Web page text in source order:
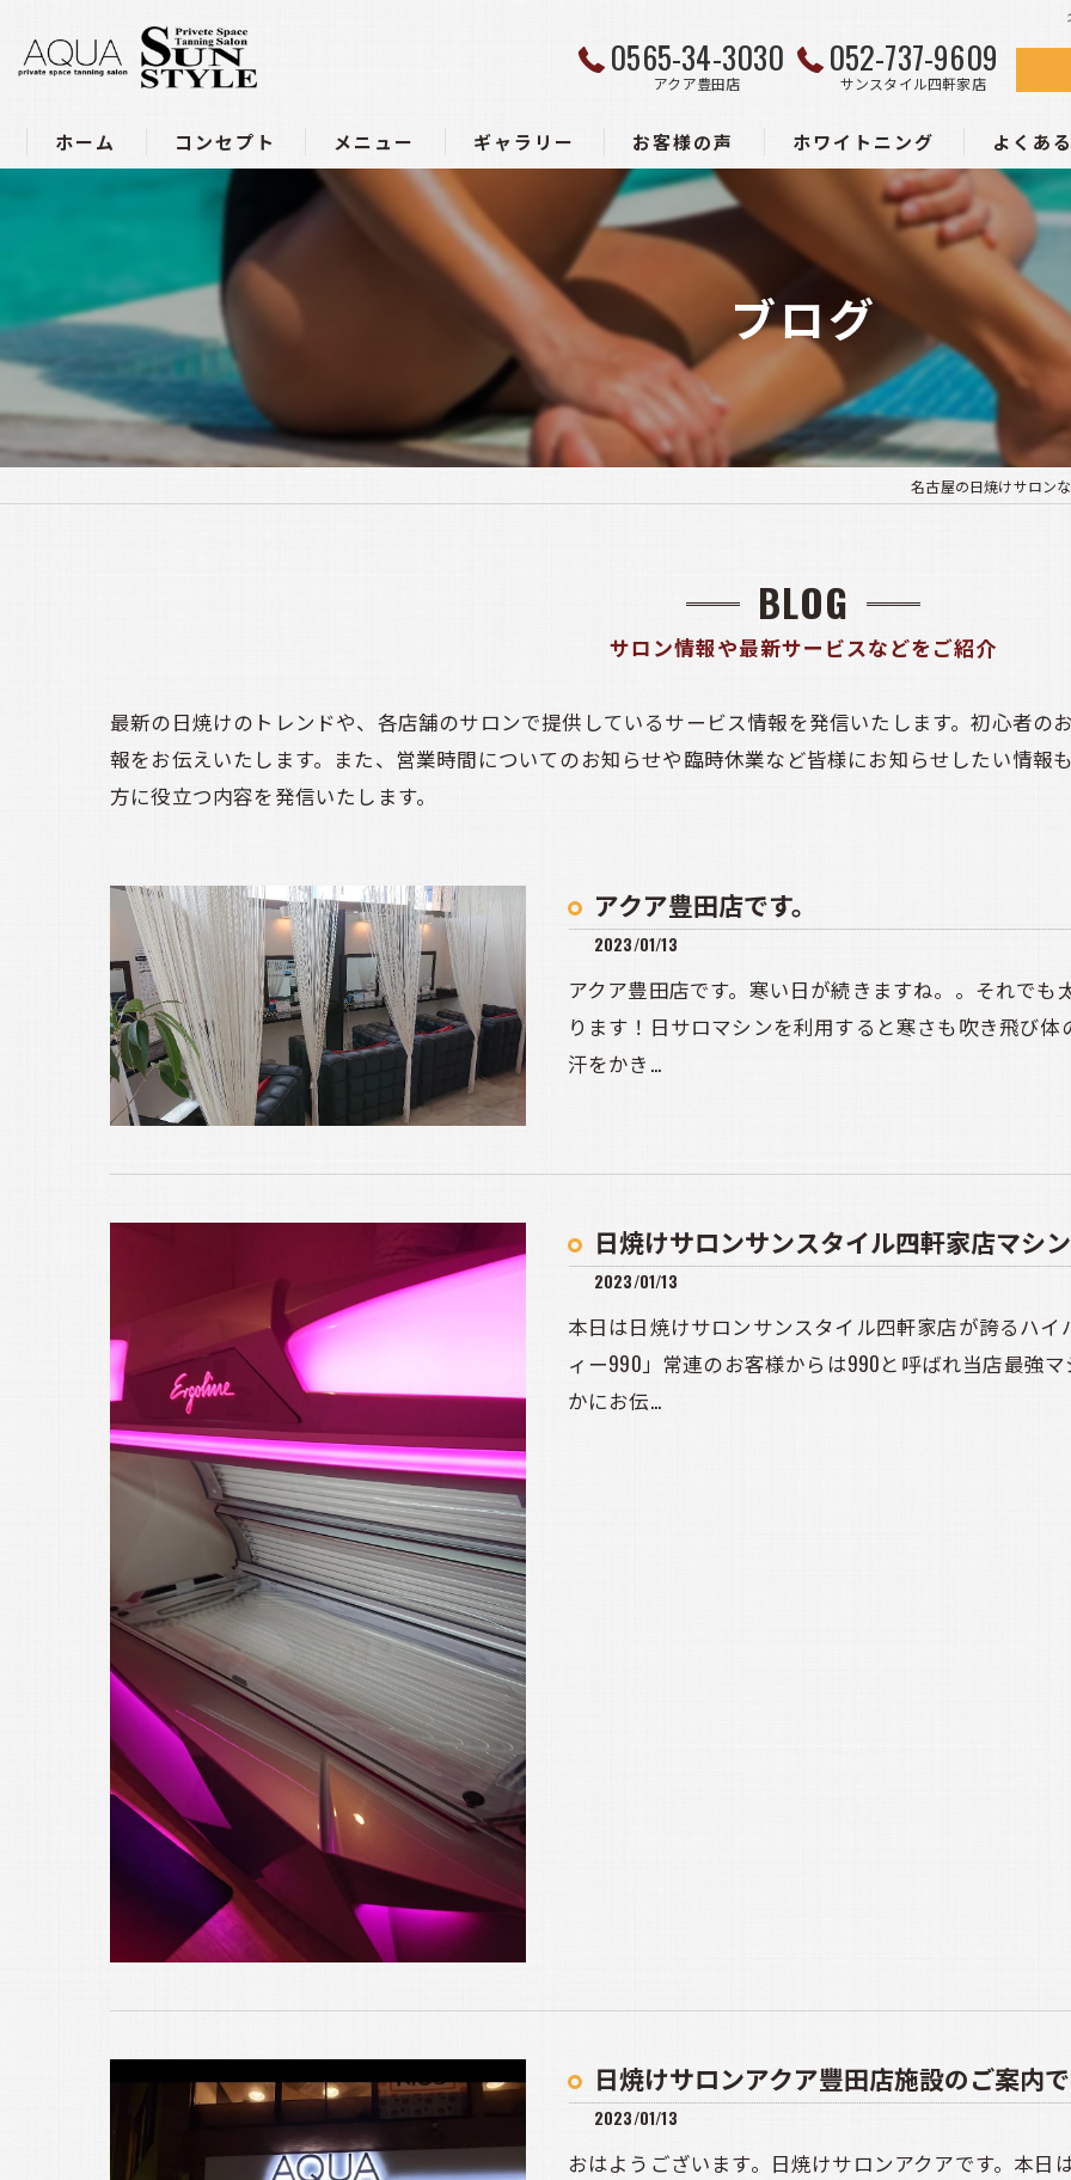
0565-34-3030
アクア豊田店
052-737-9609
サンスタイル四軒家店
ホーム コンセプト メニュー
アクア豊田店メニュー
サンスタイル四軒家店メニュー
ギャラリー お客様の声 ホワイトニング よくあ
ブログ
名古屋の日焼けサロン
BLOG
サロン情報や最新サービスなどをご紹介
最新の日焼けのトレンドや、各店舗のサロンで提供しているサービス情報を発信いたします。初心者の
報をお伝えいたします。また、営業時間についてのお知らせや臨時休業など皆様にお知らせしたい情報
方に役立つ内容を発信いたします。
アクア豊田店です。
2023/01/13
アクア豊田店です。寒い日が続きますね。。それで
ります！日サロマシンを利用すると寒さも吹き飛び
汗をかき…
日焼けサロンサンスタイル四軒家店マシ
2023/01/13
本日は日焼けサロンサンスタイル四軒家店が誇るハ
ィー990」常連のお客様からは990と呼ばれ当店最強
かにお伝…
日焼けサロンアクア豐田店施設のご案内
2023/01/13
おはようございます。日焼けサロンアクアです。本